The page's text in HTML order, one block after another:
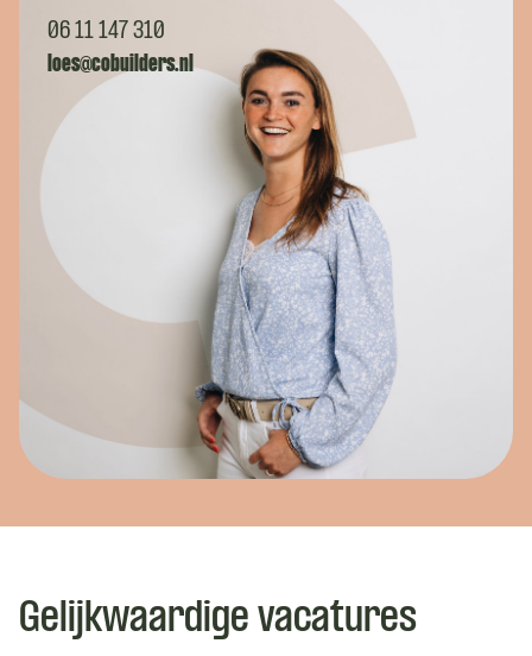
06 11 147 310
loes@cobuilders.nl
Gelijkwaardige vacatures
Wat is je naam?
Wat is je naam?